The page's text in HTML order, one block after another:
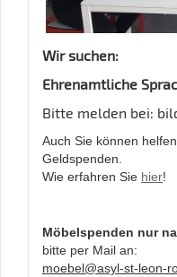
Wir suchen:
Ehrenamtliche
Bitte melden bei:
Auch Sie können
Geldspenden.
Wie erfahren Sie hier!
Möbelspenden nur
bitte per Mail an:
moebel@asyl-st-leon-